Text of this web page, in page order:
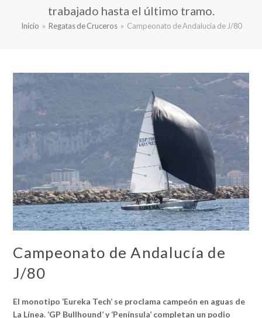
trabajado hasta el último tramo.
Inicio » Regatas de Cruceros » Campeonato de Andalucía de J/80
Campeonato de Andalucía de
J/80
El monotipo ‘Eureka Tech’ se proclama campeón en aguas de
La Línea. ‘GP Bullhound’ y ‘Península’ completan un podio